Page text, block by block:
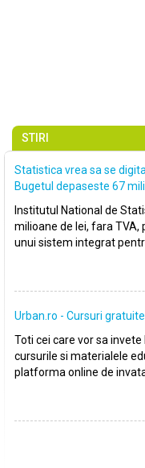
STIRI
Statistica vrea sa se
Bugetul depaseste 67
Institutul National de
milioane de lei, fara
unui sistem integrat
Urban.ro - Cursuri
Toti cei care vor sa
cursurile si materialele
platforma online de